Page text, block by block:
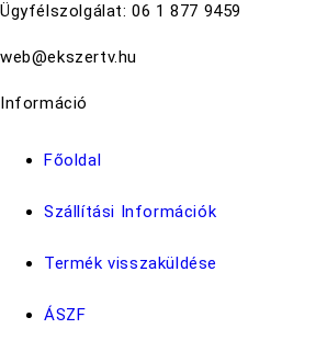
Ügyfélszolgálat: 06 1 877 9459
web@ekszertv.hu
Információ
Főoldal
Szállítási Információk
Termék visszaküldése
ÁSZF